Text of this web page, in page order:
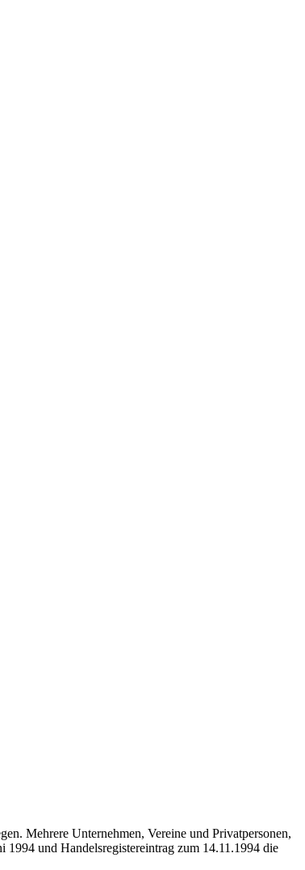
Mehrere Unternehmen, Vereine und Privatpersonen,
und Handelsregistereintrag zum 14.11.1994 die